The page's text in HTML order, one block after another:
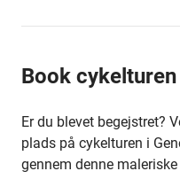
Book cykelturen
Er du blevet begejstret?
plads på cykelturen i
gennem denne